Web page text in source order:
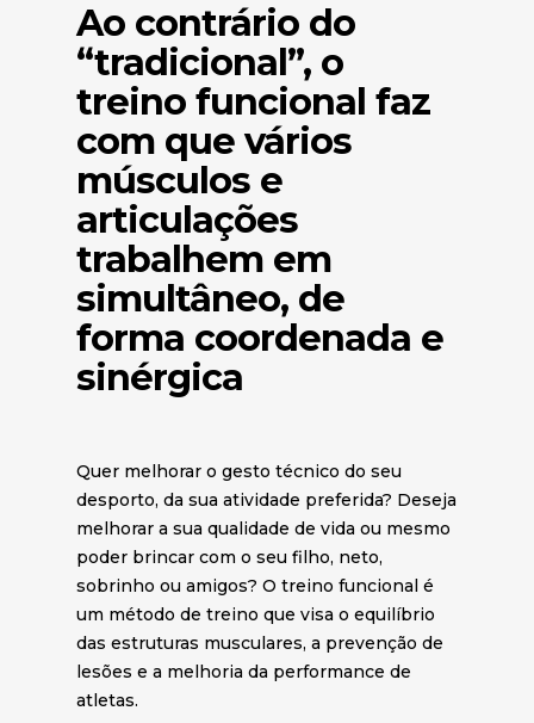
Ao contrário do
“tradicional”, o
treino funcional faz
com que vários
músculos e
articulações
trabalhem em
simultâneo, de
forma coordenada e
sinérgica
Quer melhorar o gesto técnico do seu
desporto, da sua atividade preferida? Deseja
melhorar a sua qualidade de vida ou mesmo
poder brincar com o seu filho, neto,
sobrinho ou amigos? O treino funcional é
um método de treino que visa o equilíbrio
das estruturas musculares, a prevenção de
lesões e a melhoria da performance de
atletas.